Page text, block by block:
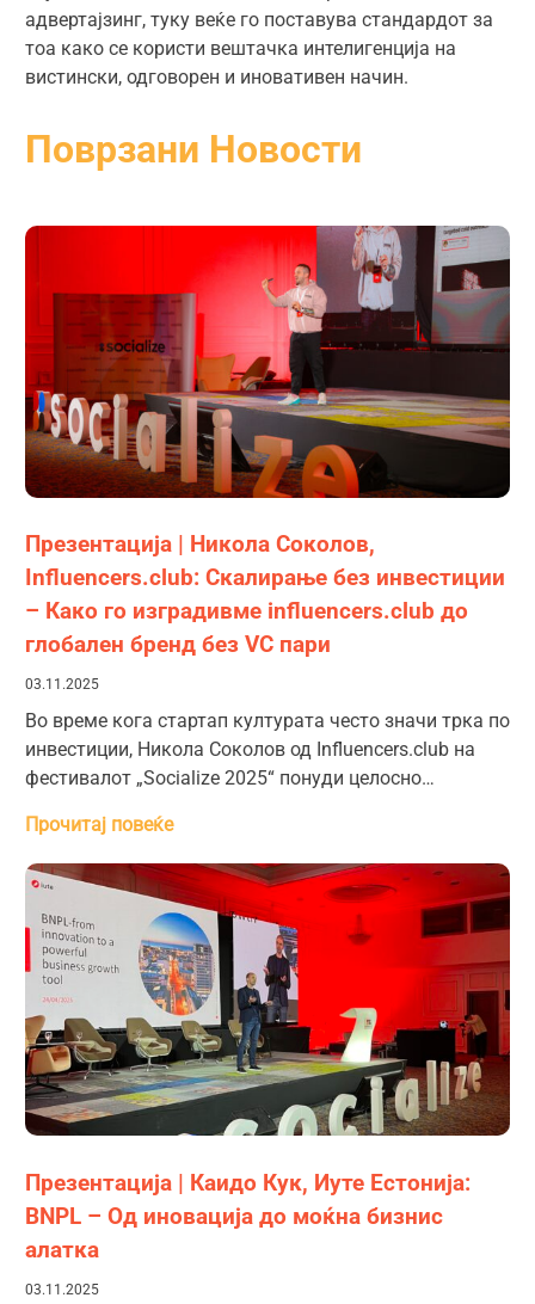
адвертајзинг, туку веќе го поставува стандардот за
тоа како се користи вештачка интелигенција на
вистински, одговорен и иновативен начин.
Поврзани Новости
Презентација | Никола Соколов,
Influencers.club: Скалирање без инвестиции
– Како го изградивме influencers.club до
глобален бренд без VC пари
03.11.2025
Во време кога стартап културата често значи трка по
инвестиции, Никола Соколов од Influencers.club на
фестивалот „Socialize 2025“ понуди целосно…
Прочитај повеќе
Презентација | Каидо Кук, Иуте Естонија:
BNPL – Од иновација до моќна бизнис
алатка
03.11.2025